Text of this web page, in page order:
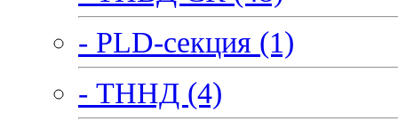
- PLD-секция (1)
- ТННД (4)